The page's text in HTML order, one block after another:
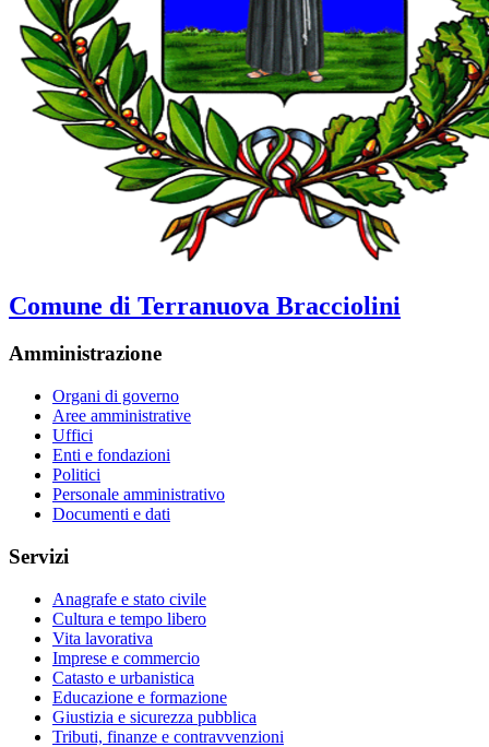
Comune di Terranuova Bracciolini
Amministrazione
Organi di governo
Aree amministrative
Uffici
Enti e fondazioni
Politici
Personale amministrativo
Documenti e dati
Servizi
Anagrafe e stato civile
Cultura e tempo libero
Vita lavorativa
Imprese e commercio
Catasto e urbanistica
Educazione e formazione
Giustizia e sicurezza pubblica
Tributi, finanze e contravvenzioni